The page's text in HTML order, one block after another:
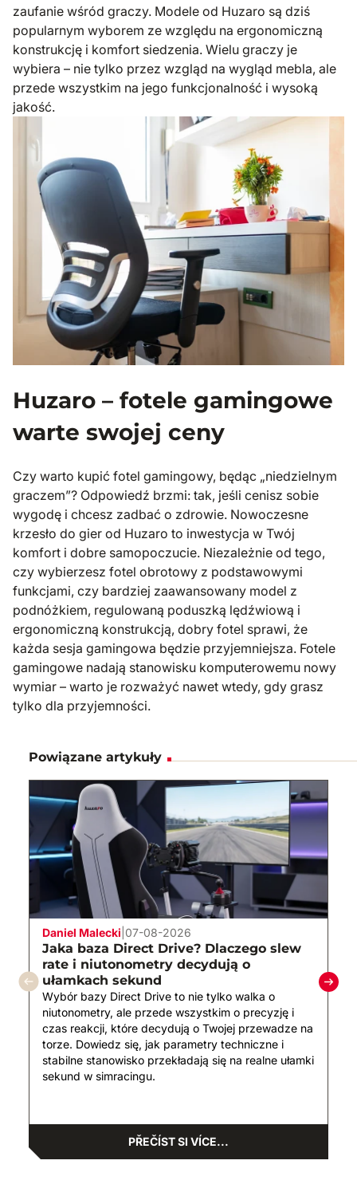
zaufanie wśród graczy. Modele od Huzaro są dziś
popularnym wyborem ze względu na ergonomiczną
konstrukcję i komfort siedzenia. Wielu graczy je
wybiera – nie tylko przez wzgląd na wygląd mebla, ale
przede wszystkim na jego funkcjonalność i wysoką
jakość.
Huzaro – fotele gamingowe
warte swojej ceny
Czy warto kupić fotel gamingowy, będąc „niedzielnym
graczem”? Odpowiedź brzmi: tak, jeśli cenisz sobie
wygodę i chcesz zadbać o zdrowie. Nowoczesne
krzesło do gier od Huzaro to inwestycja w Twój
komfort i dobre samopoczucie. Niezależnie od tego,
czy wybierzesz fotel obrotowy z podstawowymi
funkcjami, czy bardziej zaawansowany model z
podnóżkiem, regulowaną poduszką lędźwiową i
ergonomiczną konstrukcją, dobry fotel sprawi, że
każda sesja gamingowa będzie przyjemniejsza. Fotele
gamingowe nadają stanowisku komputerowemu nowy
wymiar – warto je rozważyć nawet wtedy, gdy grasz
tylko dla przyjemności.
Powiązane artykuły
Daniel Malecki 07-08-2026
Jaka baza Direct Drive? Dlaczego slew
rate i niutonometry decydują o
ułamkach sekund
Wybór bazy Direct Drive to nie tylko walka o
niutonometry, ale przede wszystkim o precyzję i
czas reakcji, które decydują o Twojej przewadze na
torze. Dowiedz się, jak parametry techniczne i
stabilne stanowisko przekładają się na realne ułamki
sekund w simracingu.
PŘEČÍST SI VÍCE...